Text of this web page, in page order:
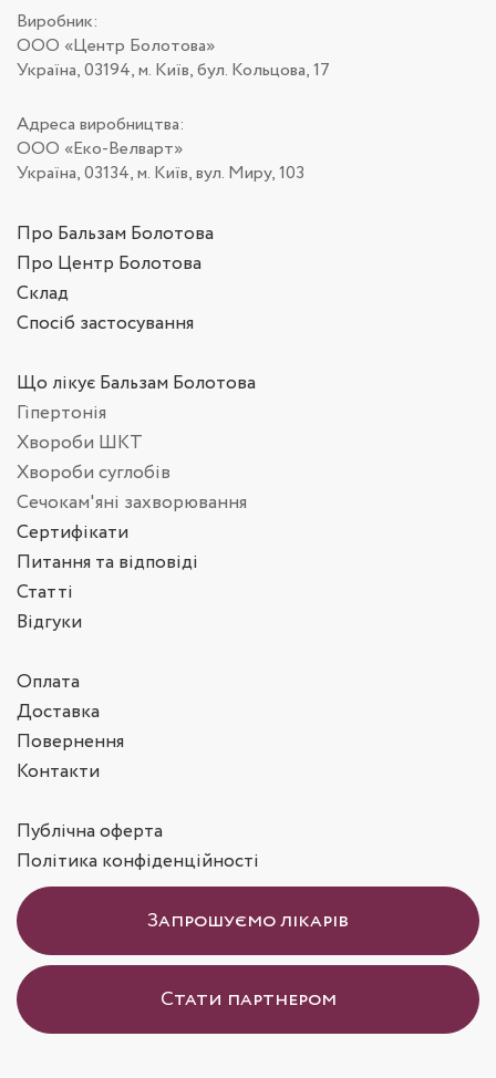
Виробник:
ООО «Центр Болотова»
Україна, 03194, м. Київ, бул. Кольцова, 17
Адреса виробництва:
ООО «Еко-Велварт»
Україна, 03134, м. Київ, вул. Миру, 103
Про Бальзам Болотова
Про Центр Болотова
Склад
Спосіб застосування
Що лікує Бальзам Болотова
Гіпертонія
Хвороби ШКТ
Хвороби суглобів
Сечокам'яні захворювання
Сертифікати
Питання та відповіді
Статті
Відгуки
Оплата
Доставка
Повернення
Контакти
Публічна оферта
Політика конфіденційності
Запрошуємо лікарів
Стати партнером